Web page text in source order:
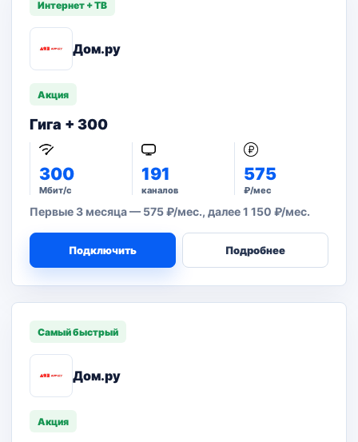
Интернет + ТВ
Дом.ру
Акция
Гига + 300
300
Мбит/с
191
каналов
575
₽/мес
Первые 3 месяца — 575 ₽/мес., далее 1 150 ₽/мес.
Подключить Подробнее
Самый быстрый
Дом.ру
Акция